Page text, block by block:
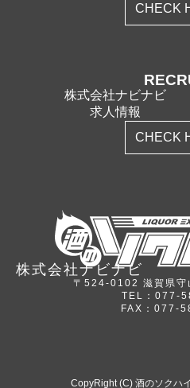
CHECK
株式会社ナビナビ
求人情報
CHECK
株式会社ナビナビ
〒524-0102 滋賀県守
TEL：077-
FAX：077-
CopyRight (C) 酒のソクハ